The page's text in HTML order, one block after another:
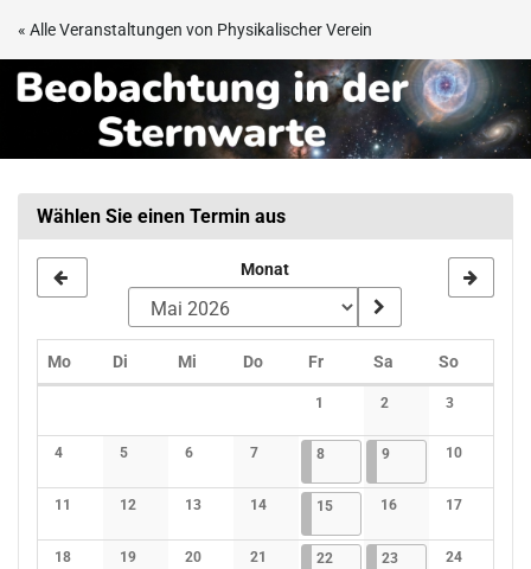
Zum
Inhalt
springen
« Alle Veranstaltungen von Physikalischer Verein
Beobachtungsabend
Sternwarte
Frankfurt
Wählen Sie einen Termin aus
Monat
MoMontag
Di Dienstag
Mi Mittwoch
DoDonnerstag
FrFreitagSa Samstag
SoSonntag
1
Keine Veranstaltungen
2
Keine Veranstaltungen
3
Keine
4
Keine Veranstaltungen
5
Keine Veranstaltungen
6
Keine Veranstaltungen
7
Keine Veranstaltungen
808.05.2026
4 Veranstaltungen
909.05.2026
3 Veranstaltungen
10
Keine
11
Keine Veranstaltungen
12
Keine Veranstaltungen
13
Keine Veranstaltungen
14
Keine Veranstaltungen
1515.05.2026
4 Veranstaltungen
16
Keine Veranstaltungen
17
Keine
18 19 20 21 22 22.05.2026
4 Veranstaltungen
2323.05.2026
3 Veranstaltungen
24